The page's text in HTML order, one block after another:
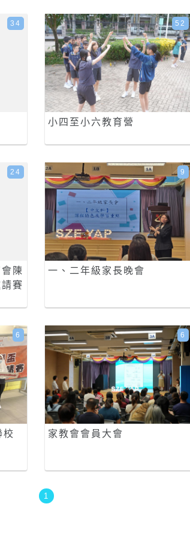
34
小四至小六教育營
52
陳
賽
24
一、二年級家長晚會
9
校
6
家教會會員大會
6
1